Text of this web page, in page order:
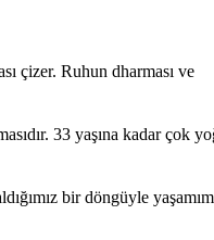
çizer. Ruhun dharması ve
33 yaşına kadar çok
bir döngüyle